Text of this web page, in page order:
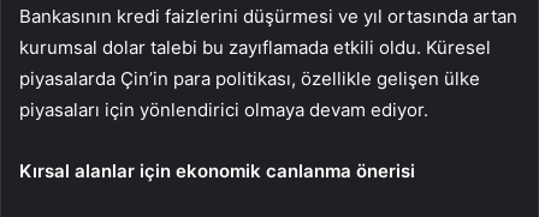
Bankasının kredi faizlerini düşürmesi ve yıl ortasında artan
kurumsal dolar talebi bu zayıflamada etkili oldu. Küresel
piyasalarda Çin’in para politikası, özellikle gelişen ülke
piyasaları için yönlendirici olmaya devam ediyor.
Kırsal alanlar için ekonomik canlanma önerisi